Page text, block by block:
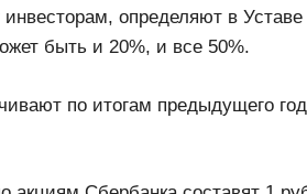
определяют в
быть и 20%, и все 50%.
по итогам предыдущего